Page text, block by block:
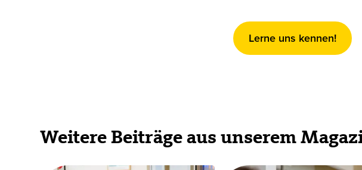
Lerne uns kennen!
Weitere Beiträge aus unserem